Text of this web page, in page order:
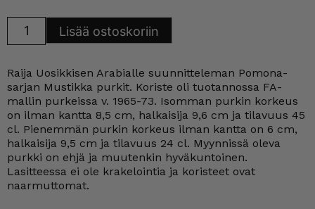
Pomona
ja
0,45
määrä
Lisää ostoskoriin
Raija Uosikkisen Arabialle suunnitteleman Pomona-
sarjan Mustikka purkit. Koriste oli tuotannossa FA-
mallin purkeissa v. 1965-73. Isomman purkin korkeus
on ilman kantta 8,5 cm, halkaisija 9,6 cm ja tilavuus 45
cl. Pienemmän purkin korkeus ilman kantta on 6 cm,
halkaisija 9,5 cm ja tilavuus 24 cl. Myynnissä oleva
purkki on ehjä ja muutenkin hyväkuntoinen.
Lasitteessa ei ole krakelointia ja koristeet ovat
naarmuttomat.